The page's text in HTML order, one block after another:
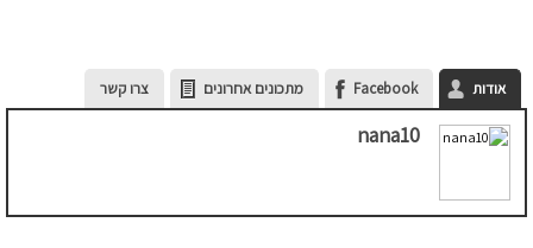
אודות Facebook מתכונים אחרונים צרו קשר
nana10